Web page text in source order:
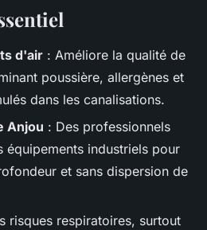
d'air : Améliore la qualité de
poussière, allergènes et
dans les canalisations.
Anjou : Des professionnels
équipements industriels pour
et sans dispersion de
risques respiratoires, surtout